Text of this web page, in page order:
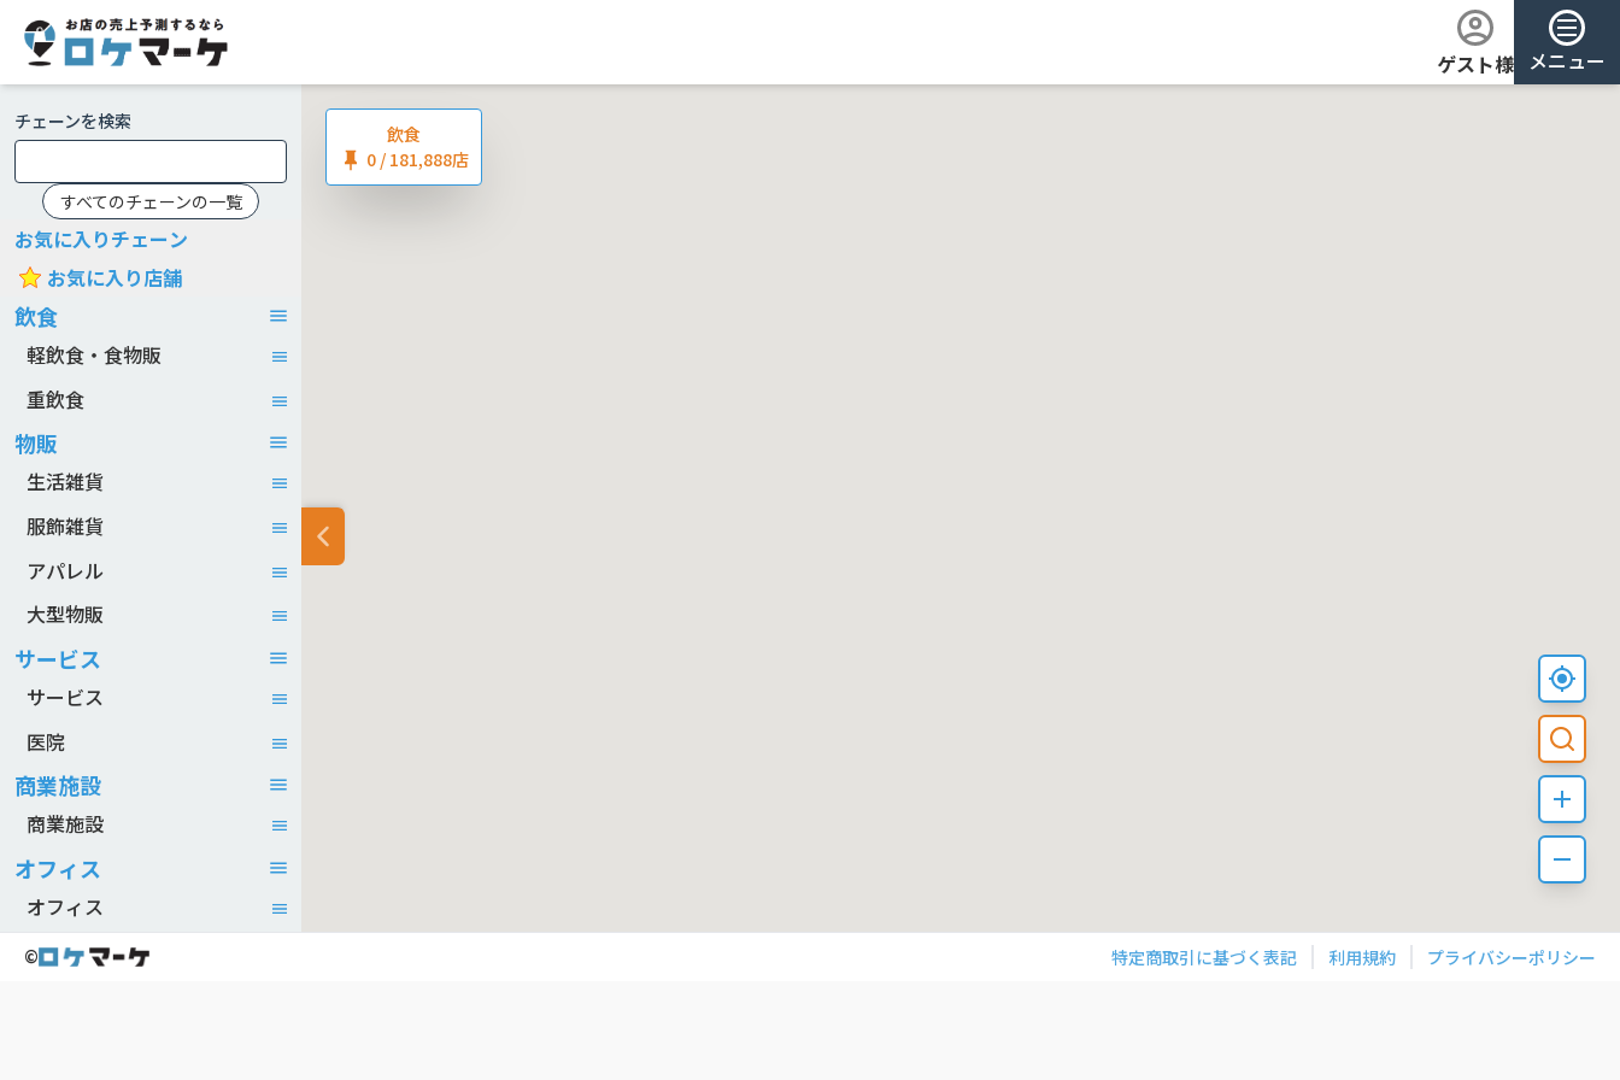
ゲスト様 メニュー
チェーンを検索
すべてのチェーンの一覧
お気に入りチェーン
お気に入り店舗
飲食
軽飲食・食物販
重飲食
物販
生活雑貨
服飾雑貨
アパレル
大型物販
サービス
サービス
医院
商業施設
商業施設
オフィス
オフィス
飲食
0 / 181,888店
© 特定商取引に基づく表記 利用規約 プライバシーポリシー